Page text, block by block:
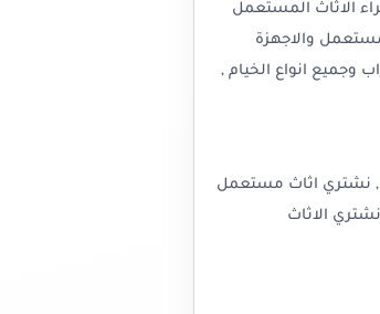
الاثاث المستعمل
والاجهزة
وجميع انواع الخيام ,
, نشتري اثاث مستعمل
الاثاث